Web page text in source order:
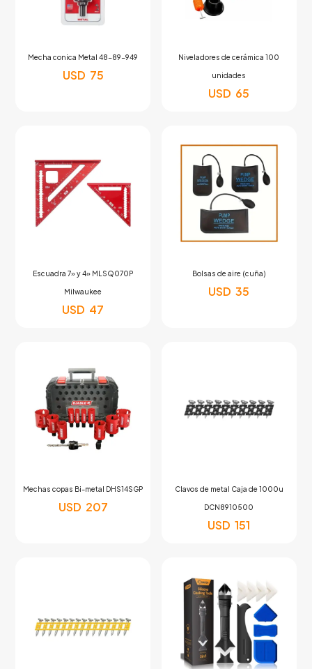
Mecha conica Metal 48-89-949
USD 75
Niveladores de cerámica 100
unidades
USD 65
Escuadra 7» y 4» MLSQ070P
Milwaukee
USD 47
Bolsas de aire (cuña)
USD 35
Mechas copas Bi-metal DHS14SGP
USD 207
Clavos de metal Caja de 1000u
DCN8910500
USD 151